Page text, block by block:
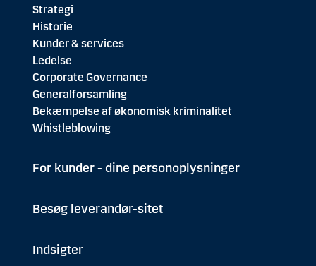
Strategi
Historie
Kunder & services
Ledelse
Corporate Governance
Generalforsamling
Bekæmpelse af økonomisk kriminalitet
Whistleblowing
For kunder - dine personoplysninger
Besøg leverandør-sitet
Indsigter